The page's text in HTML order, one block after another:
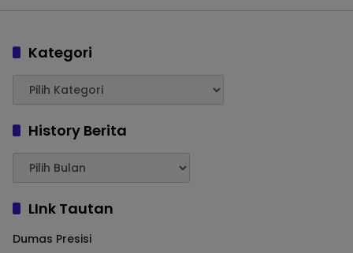
Kategori
History Berita
LInk Tautan
Dumas Presisi